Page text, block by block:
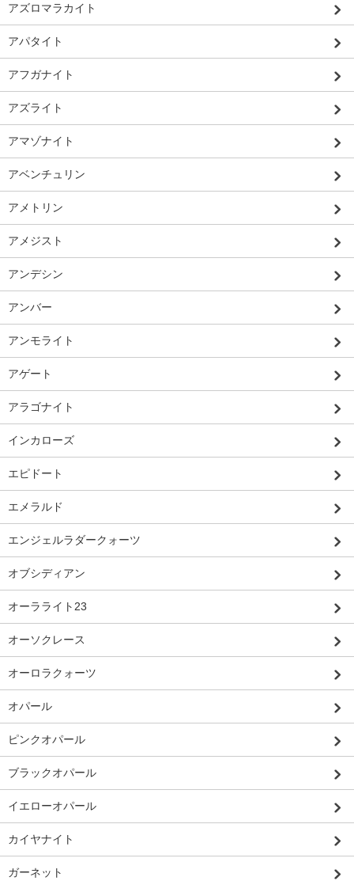
アズロマラカイト
アパタイト
アフガナイト
アズライト
アマゾナイト
アベンチュリン
アメトリン
アメジスト
アンデシン
アンバー
アンモライト
アゲート
アラゴナイト
インカローズ
エピドート
エメラルド
エンジェルラダークォーツ
オブシディアン
オーラライト23
オーソクレース
オーロラクォーツ
オパール
ピンクオパール
ブラックオパール
イエローオパール
カイヤナイト
ガーネット